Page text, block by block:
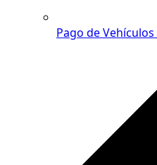
Pago de Vehículos